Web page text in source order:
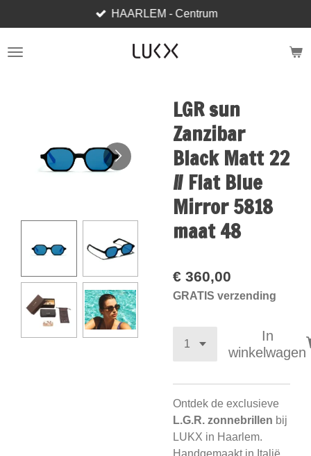
direct
naar
HAARLEM - Centrum
LGR sun
Zanzibar
Black Matt 22
// Flat Blue
Mirror 5818
maat 48
€ 360,00
GRATIS verzending
In
winkelwagen
Ontdek de exclusieve
L.G.R. zonnebrillen bij
LUKX in Haarlem.
Handgemaakt in Italië